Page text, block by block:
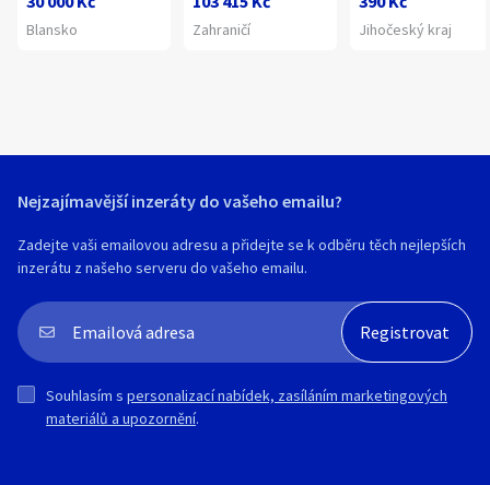
Blansko Zahraničí Jihočeský kraj
Nejzajímavější inzeráty do vašeho emailu?
Zadejte vaši emailovou adresu a přidejte se k odběru těch nejlepších
inzerátu z našeho serveru do vašeho emailu.
Souhlasím s personalizací nabídek, zasíláním marketingových
materiálů a upozornění.